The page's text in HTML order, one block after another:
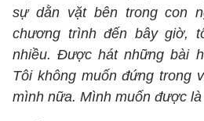
sự dằn vặt bên trong con
chương trình đến bây giờ,
nhiều. Được hát những bài
Tôi không muốn đứng trong
mình nữa. Mình muốn được là